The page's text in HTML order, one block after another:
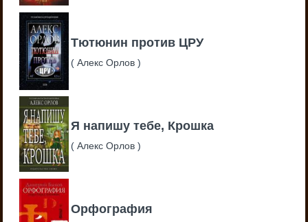
Тютюнин против ЦРУ
(Алекс Орлов)
Я напишу тебе, Крошка
(Алекс Орлов)
Орфография